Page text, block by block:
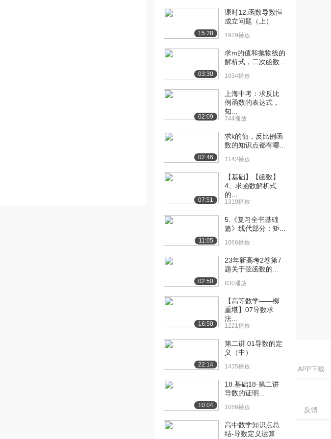
APP下载
反馈
[11] 课时8：极限的四则运
03:01
[13] 课时10：夹逼准则
7800播放
06:13
[14] 课时11：单调有界准
6692播放
[15] 课时12：两个重要极
8931播放
[16] 课时13：无穷小量有
8333播放
[17] 课时14：无穷小的比
较（上）
8085播放
[18] 课时14：无穷小的比
较（下）
6458播放
[19] 课时15：函数的连续
性
07:44
[20] 课时16：函数的间断
[21] 课时17：利用零点定
理证明根的存在...
[22] 课时17：利用零点定 06:04
15:28
课时12.函数导数恒
成立问题（上）
1929播放
03:30
求m的值和抛物线的
解析式，二次函数...
1034播放
02:09
上海中考：求反比
例函数的表达式，
知...
744播放
02:46
求k的值，反比例函
数的知识点都有哪...
1142播放
07:51
【基础】【函数】
4、求函数解析式
的...
1319播放
11:05
5.《复习全书基础
篇》线代部分：矩...
1066播放
02:50
23年新高考2卷第7
题关于弦函数的...
830播放
16:50
【高等数学——柳
重堪】07导数求
法...
1221播放
22:14
第二讲 01导数的定
义（中）
1435播放
10:04
18.基础18-第二讲
导数的证明...
1086播放
高中数学知识点总
结-导数定义运算